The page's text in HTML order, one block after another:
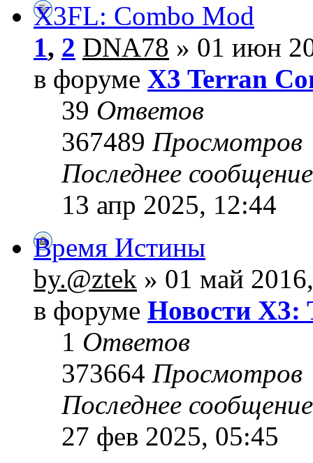
X3FL: Combo Mod
1, 2 DNA78 » 01 июн
в форуме X3 Terran
39 Ответов
367489 Просмотров
Последнее
13 апр 2025, 12:44
Время Истины
by.@ztek » 01 май
в форуме Новости X3:
1 Ответов
373664 Просмотров
Последнее
27 фев 2025, 05:45